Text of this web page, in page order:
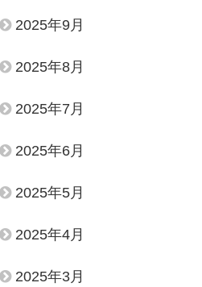
2025年9月
2025年8月
2025年7月
2025年6月
2025年5月
2025年4月
2025年3月